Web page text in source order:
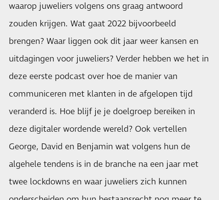
waarop juweliers volgens ons graag antwoord
zouden krijgen. Wat gaat 2022 bijvoorbeeld
brengen? Waar liggen ook dit jaar weer kansen en
uitdagingen voor juweliers? Verder hebben we het in
deze eerste podcast over hoe de manier van
communiceren met klanten in de afgelopen tijd
veranderd is. Hoe blijf je je doelgroep bereiken in
deze digitaler wordende wereld? Ook vertellen
George, David en Benjamin wat volgens hun de
algehele tendens is in de branche na een jaar met
twee lockdowns en waar juweliers zich kunnen